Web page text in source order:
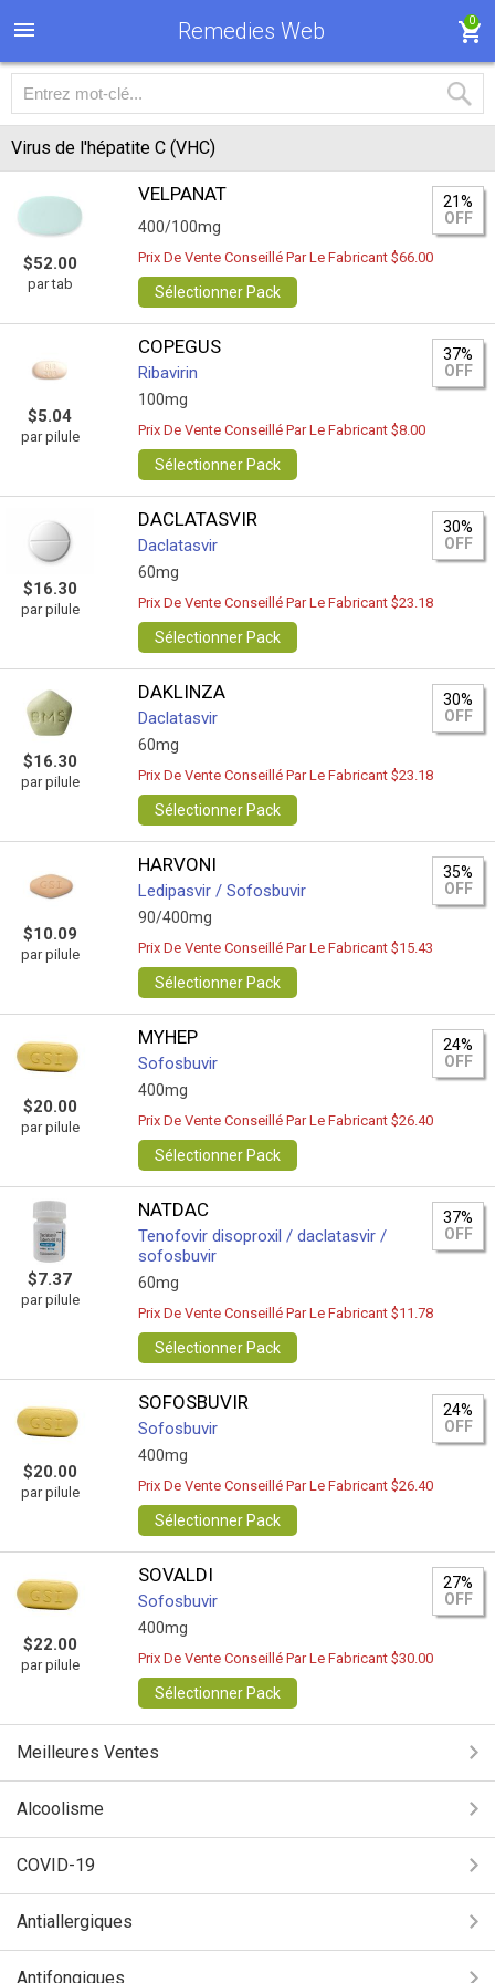
Remedies Web 0
Virus de l'hépatite C (VHC)
$52.00
par tab
VELPANAT
400/100mg
21%
OFF
Prix De Vente Conseillé Par Le Fabricant $66.00
Sélectionner Pack
$5.04
par pilule
COPEGUS
Ribavirin
100mg
37%
OFF
Prix De Vente Conseillé Par Le Fabricant $8.00
Sélectionner Pack
$16.30
par pilule
DACLATASVIR
Daclatasvir
60mg
30%
OFF
Prix De Vente Conseillé Par Le Fabricant $23.18
Sélectionner Pack
$16.30
par pilule
DAKLINZA
Daclatasvir
60mg
30%
OFF
Prix De Vente Conseillé Par Le Fabricant $23.18
Sélectionner Pack
$10.09
par pilule
HARVONI
Ledipasvir / Sofosbuvir
90/400mg
35%
OFF
Prix De Vente Conseillé Par Le Fabricant $15.43
Sélectionner Pack
$20.00
par pilule
MYHEP
Sofosbuvir
400mg
24%
OFF
Prix De Vente Conseillé Par Le Fabricant $26.40
Sélectionner Pack
$7.37
par pilule
NATDAC
Tenofovir disoproxil / daclatasvir /
sofosbuvir
60mg
37%
OFF
Prix De Vente Conseillé Par Le Fabricant $11.78
Sélectionner Pack
$20.00
par pilule
SOFOSBUVIR
Sofosbuvir
400mg
24%
OFF
Prix De Vente Conseillé Par Le Fabricant $26.40
Sélectionner Pack
$22.00
par pilule
SOVALDI
Sofosbuvir
400mg
27%
OFF
Prix De Vente Conseillé Par Le Fabricant $30.00
Sélectionner Pack
Meilleures Ventes
Alcoolisme
COVID-19
Antiallergiques
Antifongiques